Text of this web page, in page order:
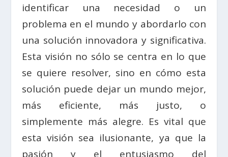
identificar una necesidad o un
problema en el mundo y abordarlo con
una solución innovadora y significativa.
Esta visión no sólo se centra en lo que
se quiere resolver, sino en cómo esta
solución puede dejar un mundo mejor,
más eficiente, más justo, o
simplemente más alegre. Es vital que
esta visión sea ilusionante, ya que la
pasión y el entusiasmo del